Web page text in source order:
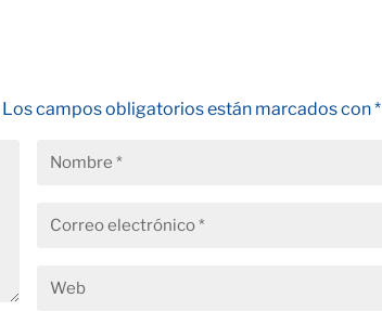
Los campos obligatorios están marcados con*